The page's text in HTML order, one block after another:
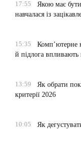
17:55
Якою має
навчалася із
15:35
Комп’ютерне
й підлога
13:59
Як обрати
критерії 2026
10:05
Як